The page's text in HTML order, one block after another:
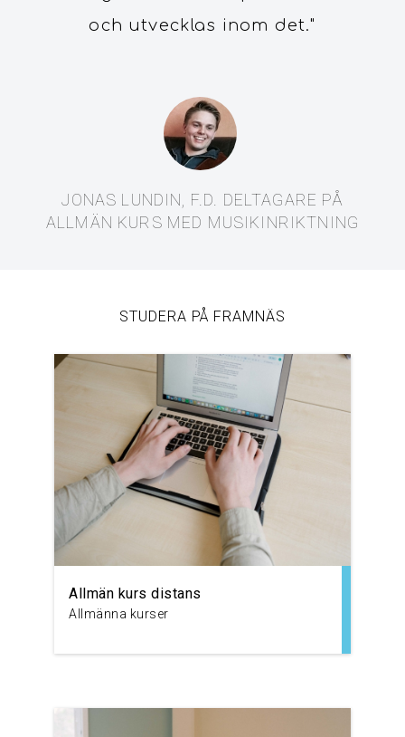
och utvecklas inom det."
JONAS LUNDIN, F.D. DELTAGARE PÅ
ALLMÄN KURS MED MUSIKINRIKTNING
STUDERA PÅ FRAMNÄS
Allmän kurs distans
Allmänna kurser